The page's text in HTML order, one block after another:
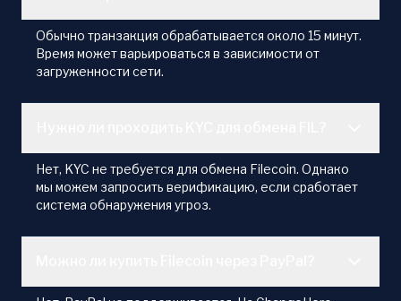
Обычно транзакция обрабатывается около 15 минут.
Время может варьироваться в зависимости от
загруженности сети.
Нет, KYC не требуется для обмена Filecoin. Однако
мы можем запросить верификацию, если сработает
система обнаружения угроз.